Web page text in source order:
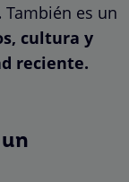
También es un
cultura y
reciente.